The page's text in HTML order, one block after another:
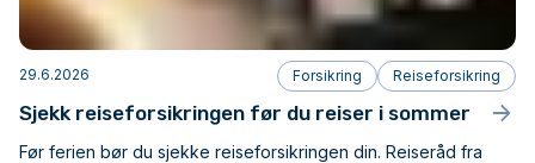
29.6.2026 Forsikring Reiseforsikring
Sjekk reiseforsikringen før du reiser i sommer
Før ferien bør du sjekke reiseforsikringen din. Reiseråd fra